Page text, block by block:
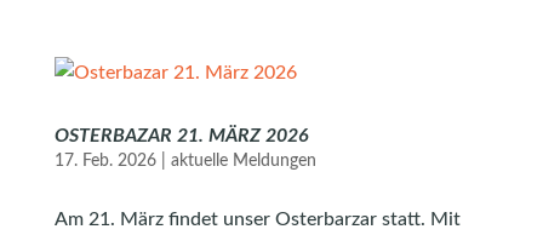
OSTERBAZAR 21. MÄRZ 2026
17. Feb. 2026| aktuelle Meldungen
Am 21. März findet unser Osterbarzar statt. Mit